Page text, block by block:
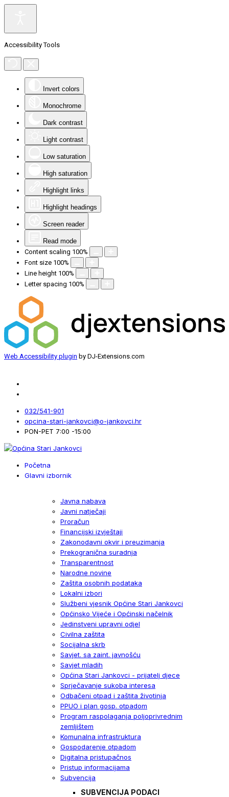
Accessibility Tools
Invert colors
Monochrome
Dark contrast
Light contrast
Low saturation
High saturation
Highlight links
Highlight headings
Screen reader
Read mode
Content scaling 100%
Font size 100%
Line height 100%
Letter spacing 100%
Web Accessibility plugin by DJ-Extensions.com
032/541-901
opcina-stari-jankovci@o-jankovci.hr
PON-PET 7:00 -15:00
Početna
Glavni izbornik
Javna nabava
Javni natječaji
Proračun
Financijski izvještaji
Zakonodavni okvir i preuzimanja
Prekogranična suradnja
Transparentnost
Narodne novine
Zaštita osobnih podataka
Lokalni izbori
Službeni vjesnik Općine Stari Jankovci
Općinsko Vijeće i Općinski načelnik
Jedinstveni upravni odjel
Civilna zaštita
Socijalna skrb
Savjet. sa zaint. javnošću
Savjet mladih
Općina Stari Jankovci - prijatelj djece
Sprječavanje sukoba interesa
Odbačeni otpad i zaštita životinja
PPUO i plan gosp. otpadom
Program raspolaganja poljoprivrednim
zemljištem
Komunalna infrastruktura
Gospodarenje otpadom
Digitalna pristupačnos
Pristup informacijama
Subvencija
SUBVENCIJA PODACI